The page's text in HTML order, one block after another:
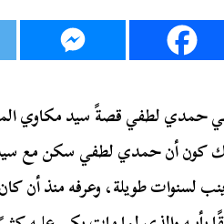
لطفي قصةً سيد مكاوي
كون أن حمدي لطفي سكن مع
لسنوات طويلة، وعرفه منذ أن